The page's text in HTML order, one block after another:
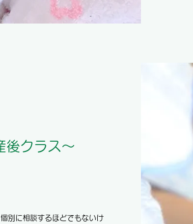
後クラス～
別に相談するほどでもないけ